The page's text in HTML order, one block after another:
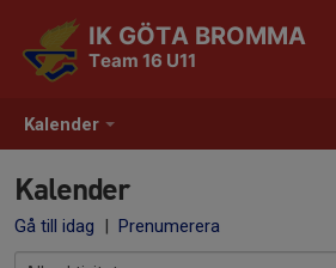
Kalender
IK GÖTA BROMMA
Team 16 U11
Kalender
Gå till idag | Prenumerera